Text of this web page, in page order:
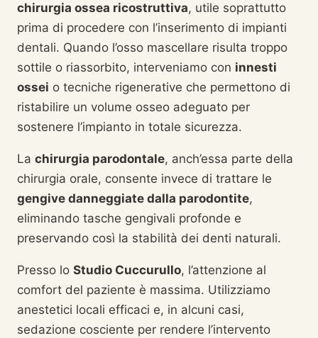
chirurgia ossea ricostruttiva, utile soprattutto
prima di procedere con l’inserimento di impianti
dentali. Quando l’osso mascellare risulta troppo
sottile o riassorbito, interveniamo con innesti
ossei o tecniche rigenerative che permettono di
ristabilire un volume osseo adeguato per
sostenere l’impianto in totale sicurezza.
La chirurgia parodontale, anch’essa parte della
chirurgia orale, consente invece di trattare le
gengive danneggiate dalla parodontite,
eliminando tasche gengivali profonde e
preservando così la stabilità dei denti naturali.
Presso lo Studio Cuccurullo, l’attenzione al
comfort del paziente è massima. Utilizziamo
anestetici locali efficaci e, in alcuni casi,
sedazione cosciente per rendere l’intervento